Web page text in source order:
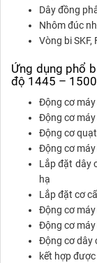
Dây đồng
Nhôm đúc
Vòng bi
Ứng dụng phổ
độ 1445 –
Động cơ
Động cơ
Động cơ
Động cơ
Lắp đặt dây
hạ
Lắp đặt cơ
Động cơ
Động cơ
Động cơ dây
kết hợp